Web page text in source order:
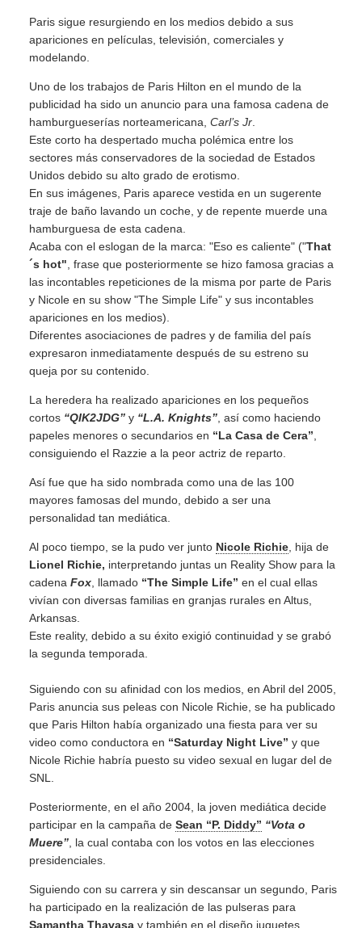
Paris sigue resurgiendo en los medios debido a sus
apariciones en películas, televisión, comerciales y
modelando.
Uno de los trabajos de Paris Hilton en el mundo de la
publicidad ha sido un anuncio para una famosa cadena de
hamburgueserías norteamericana, Carl’s Jr
Este corto ha despertado mucha polémica entre los
sectores más conservadores de la sociedad de Estados
Unidos debido su alto grado de erotismo.
En sus imágenes, Paris aparece vestida en un sugerente
traje de baño lavando un coche, y de repente muerde una
hamburguesa de esta cadena.
Acaba con el eslogan de la marca: "Eso es caliente" ("That
´s hot" , frase que posteriormente se hizo famosa gracias a
las incontables repeticiones de la misma por parte de Paris
y Nicole en su show "The Simple Life" y sus incontables
apariciones en los medios).
Diferentes asociaciones de padres y de familia del país
expresaron inmediatamente después de su estreno su
queja por su contenido.
La heredera ha realizado apariciones en los pequeños
cortos “QIK2JDG” y “L.A. Knights” , así como haciendo
papeles menores o secundarios en “La Casa de Cera”
consiguiendo el Razzie a la peor actriz de reparto.
Así fue que ha sido nombrada como una de las 100
mayores famosas del mundo, debido a ser una
personalidad tan mediática.
Al poco tiempo, se la pudo ver junto Nicole Richie , hija de
Lionel Richie, interpretando juntas un Reality Show para la
cadena Fox , llamado “The Simple Life” en el cual ellas
vivían con diversas familias en granjas rurales en Altus,
Arkansas.
Este reality, debido a su éxito exigió continuidad y se grabó
la segunda temporada.
Siguiendo con su afinidad con los medios, en Abril del 2005,
Paris anuncia sus peleas con Nicole Richie, se ha publicado
que Paris Hilton había organizado una fiesta para ver su
video como conductora en “Saturday Night Live” y que
Nicole Richie habría puesto su video sexual en lugar del de
SNL.
Posteriormente, en el año 2004, la joven mediática decide
participar en la campaña de Sean “P. Diddy” “Vota o
Muere” , la cual contaba con los votos en las elecciones
presidenciales.
Siguiendo con su carrera y sin descansar un segundo, Paris
ha participado en la realización de las pulseras para
Samantha Thavasa y también en el diseño juguetes.